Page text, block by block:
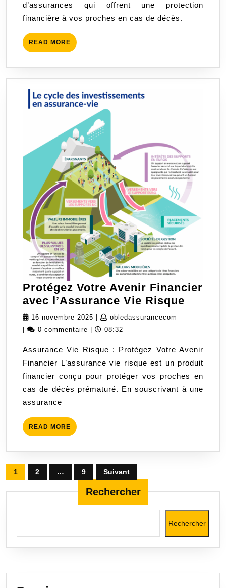
l’assurance
décès
:
guide
d’assurances qui offrent une protection
financière à vos proches en cas de décès.
READ MORE READ
MORE
Protégez Votre Avenir Financier
avec l’Assurance Vie Risque
avec
Vie
Risque
16 novembre 2025 16
novembre
obledassurancecom
0 commentaire 08:32
Assurance Vie Risque : Protégez Votre Avenir
Financier L’assurance vie risque est un produit
financier conçu pour protéger vos proches en
cas de décès prématuré. En souscrivant à une
assurance
READ MORE READ
MORE
Pagination
des
1 2 … 9 Suivant
Rechercher
Rechercher